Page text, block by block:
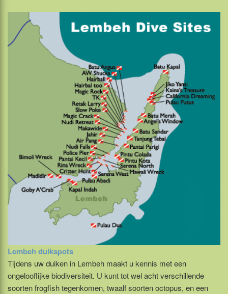
Lembeh duikspots
Tijdens uw duiken in Lembeh maakt u kennis met een
ongelooflijke biodiversiteit. U kunt tot wel acht verschillende
soorten frogfish tegenkomen, twaalf soorten octopus, en een